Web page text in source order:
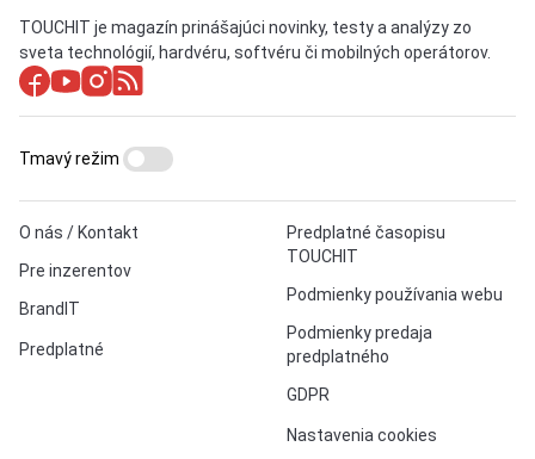
TOUCHIT je magazín prinášajúci novinky, testy a analýzy zo
sveta technológií, hardvéru, softvéru či mobilných operátorov.
O nás / Kontakt
Pre inzerentov
BrandIT
Predplatné
Predplatné časopisu
TOUCHIT
Podmienky používania webu
Podmienky predaja
predplatného
GDPR
Nastavenia cookies
Tmavý režim